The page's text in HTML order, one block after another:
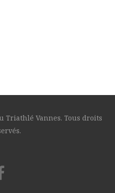
Triathlé Vannes. Tous droits